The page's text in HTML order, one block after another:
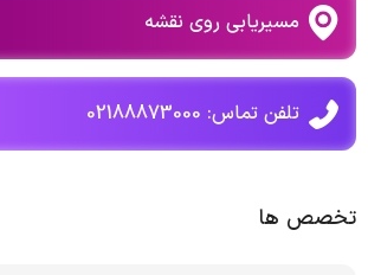
مسیریابی روی نقشه
تلفن تماس: 02188873000
تخصص ها